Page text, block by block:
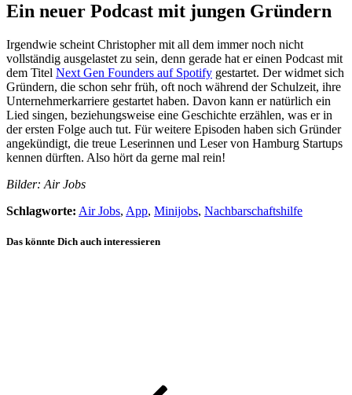
Ein neuer Podcast mit jungen Gründern
Irgendwie scheint Christopher mit all dem immer noch nicht
vollständig ausgelastet zu sein, denn gerade hat er einen Podcast mit
dem Titel Next Gen Founders auf Spotify gestartet. Der widmet sich
Gründern, die schon sehr früh, oft noch während der Schulzeit, ihre
Unternehmerkarriere gestartet haben. Davon kann er natürlich ein
Lied singen, beziehungsweise eine Geschichte erzählen, was er in
der ersten Folge auch tut. Für weitere Episoden haben sich Gründer
angekündigt, die treue Leserinnen und Leser von Hamburg Startups
kennen dürften. Also hört da gerne mal rein!
Bilder: Air Jobs
Schlagworte: Air Jobs, App, Minijobs, Nachbarschaftshilfe
Das könnte Dich auch interessieren